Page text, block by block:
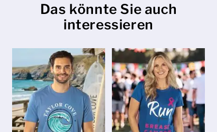
Warnschutzkleidung
Kinder
Baby
Nachhaltig
Das könnte Sie auch
interessieren